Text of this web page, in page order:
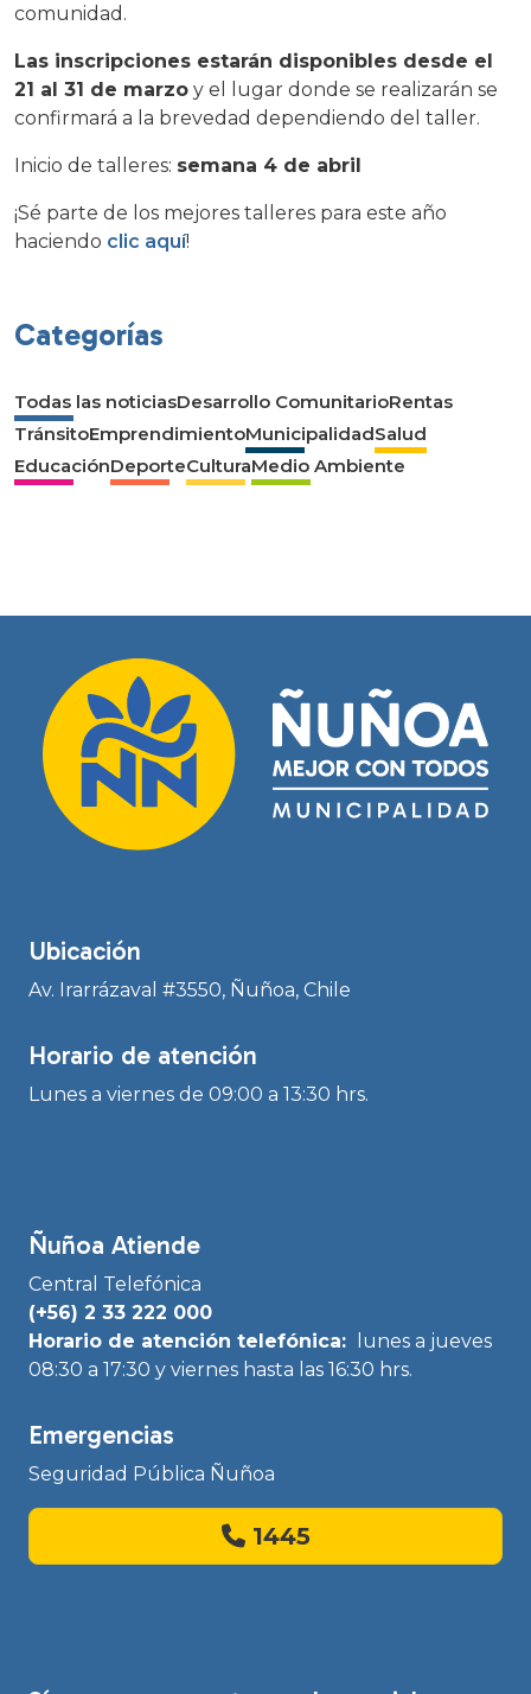
comunidad.
Las inscripciones estarán disponibles desde el
21 al 31 de marzo y el lugar donde se realizarán se
confirmará a la brevedad dependiendo del taller.
Inicio de talleres: semana 4 de abril
¡Sé parte de los mejores talleres para este año
haciendo clic aquí!
Categorías
Todas las noticiasDesarrollo ComunitarioRentas
TránsitoEmprendimientoMunicipalidadSalud
EducaciónDeporteCulturaMedio Ambiente
Ubicación
Av. Irarrázaval #3550, Ñuñoa, Chile
Horario de atención
Lunes a viernes de 09:00 a 13:30 hrs.
Ñuñoa Atiende
Central Telefónica
(+56) 2 33 222 000
Horario de atención telefónica:
lunes a jueves
08:30 a 17:30 y viernes hasta las 16:30 hrs.
Emergencias
Seguridad Pública Ñuñoa
1445